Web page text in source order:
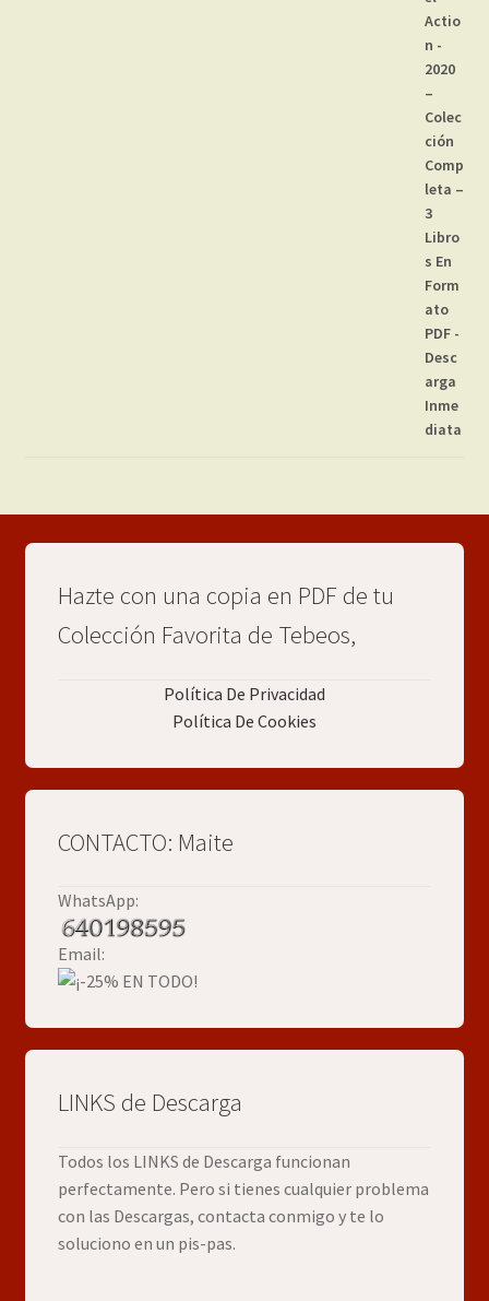
Hazte con una copia en PDF de tu
Colección Favorita de Tebeos,
Política De Privacidad
Política De Cookies
CONTACTO: Maite
WhatsApp:
Email:
LINKS de Descarga
Todos los LINKS de Descarga funcionan
perfectamente. Pero si tienes cualquier problema
con las Descargas, contacta conmigo y te lo
soluciono en un pis-pas.